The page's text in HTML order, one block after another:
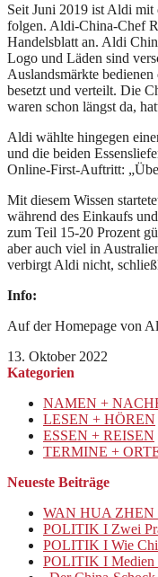
Seit Juni 2019 ist Aldi mit
folgen. Aldi-China-Chef
Handelsblatt an. Aldi
Logo und Läden sind
Auslandsmärkte
besetzt und verteilt. Die
waren schon längst da,
Aldi wählte hingegen
und die beiden
Online-First-Auftritt:
Mit diesem Wissen
während des Einkaufs
zum Teil 15-20 Prozent
aber auch viel in
verbirgt Aldi nicht,
Info:
Auf der Homepage von
13. Oktober 2022
Kategorien
NAMEN +
LESEN + HÖREN
ESSEN + REISEN
TERMINE +
Neueste Beiträge
WAN HUA ZHEN I
POLITIK I Zwei
POLITIK I Wie
POLITIK I Medien